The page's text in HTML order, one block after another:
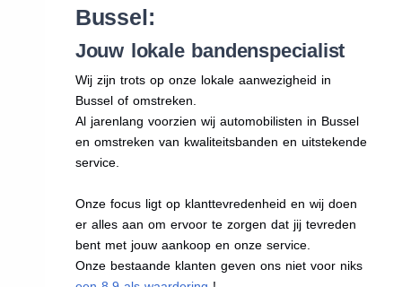
Bussel:
Jouw lokale bandenspecialist
Wij zijn trots op onze lokale aanwezigheid in
Bussel of omstreken.
Al jarenlang voorzien wij automobilisten in Bussel
en omstreken van kwaliteitsbanden en uitstekende
service.
Onze focus ligt op klanttevredenheid en wij doen
er alles aan om ervoor te zorgen dat jij tevreden
bent met jouw aankoop en onze service.
Onze bestaande klanten geven ons niet voor niks